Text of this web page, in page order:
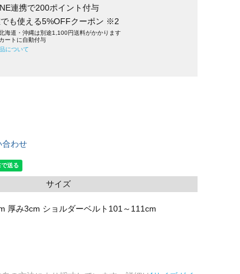
連携で200ポイント付与
も使える5%OFFクーポン ※2
海道・沖縄は別途1,100円送料がかかります
ートに自動付与
について
合わせ
サイズ
厚み3cm ショルダーベルト101～111cm